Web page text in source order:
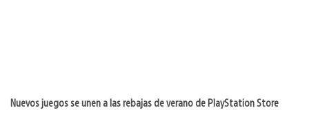
Nuevos juegos se unen a las rebajas de verano de PlayStation Store